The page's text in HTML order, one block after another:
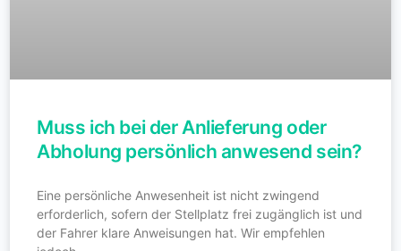
Muss ich bei der Anlieferung oder
Abholung persönlich anwesend sein?
Eine persönliche Anwesenheit ist nicht zwingend
erforderlich, sofern der Stellplatz frei zugänglich ist und
der Fahrer klare Anweisungen hat. Wir empfehlen